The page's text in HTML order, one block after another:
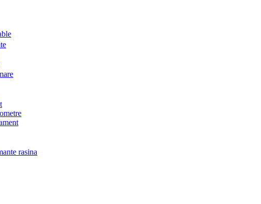
rasina